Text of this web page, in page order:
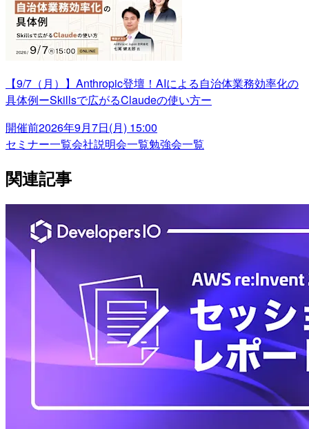
【9/7（月）】Anthropic登壇！AIによる自治体業務効率化の
具体例ーSkillsで広がるClaudeの使い方ー
開催前2026年9月7日(月) 15:00
セミナー一覧会社説明会一覧勉強会一覧
関連記事